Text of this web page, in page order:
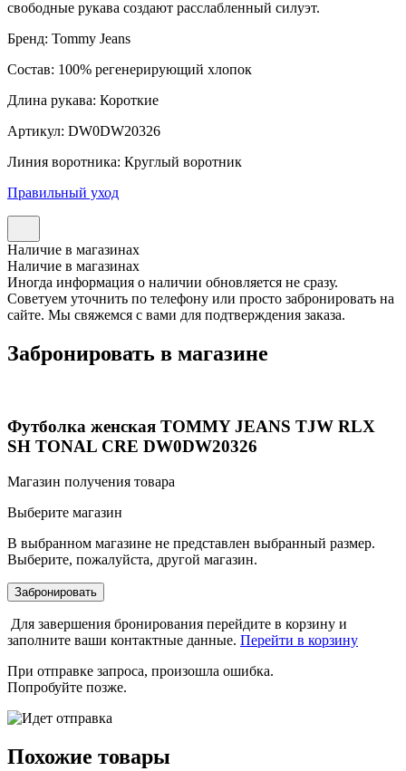
свободные рукава создают расслабленный силуэт.
Бренд: Tommy Jeans
Состав: 100% регенерирующий хлопок
Длина рукава: Короткие
Артикул: DW0DW20326
Линия воротника: Круглый воротник
Правильный уход
Наличие в магазинах
Наличие в магазинах
Иногда информация о наличии обновляется не сразу.
Советуем уточнить по телефону или просто забронировать на
сайте. Мы свяжемся с вами для подтверждения заказа.
Забронировать в магазине
Футболка женская TOMMY JEANS TJW RLX
SH TONAL CRE DW0DW20326
Магазин получения товара
Выберите магазин
В выбранном магазине не представлен выбранный размер.
Выберите, пожалуйста, другой магазин.
Забронировать
Для завершения бронирования перейдите в корзину и
заполните ваши контактные данные. Перейти в корзину
При отправке запроса, произошла ошибка.
Попробуйте позже.
Похожие товары